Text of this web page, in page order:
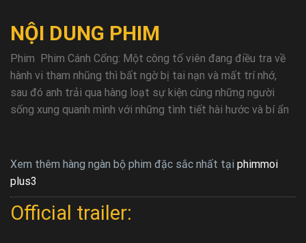
NỘI DUNG PHIM
Phim Phim Cánh Cổng: Một công tố viên đang điều tra về
hành vi tham nhũng thì bất ngờ bị tai nạn và mất trí nhớ,
sau đó anh trải qua hàng loạt sự kiện cùng những người
sống xung quanh mình với những tình tiết hài hước và bí ẩn
Xem thêm hàng ngàn bộ phim đặc sắc nhất tại phimmoi
plus3
Official trailer: